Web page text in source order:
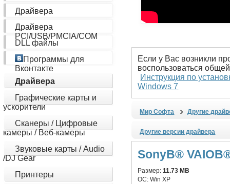
Драйвера
Драйвера
PCI/USB/PMCIA/COM
DLL файлы
Программы для
Вконтакте
Драйвера
Графические карты и
ускорители
Сканеры / Цифровые
камеры / Веб-камеры
Звуковые карты / Audio
/DJ Gear
Принтеры
Если у Вас возникли
воспользоваться
Инструкция по
Windows 7
Мир Софта Другие
Другие версии драйвера
SonyВ®
Размер:11.73 MB
ОС:Win XP